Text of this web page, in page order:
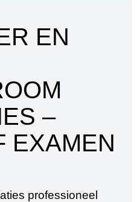
EN
–
EXAMEN
professioneel